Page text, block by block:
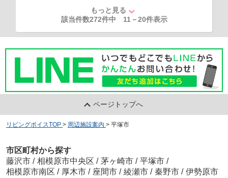
もっと見る
該当件数272件中 11 －20件表示
ページトップへ
リビングボイスTOP > 周辺施設案内 > 平塚市
市区町村から探す
藤沢市 / 相模原市中央区 / 茅ヶ崎市 / 平塚市 /
相模原市南区 / 厚木市 / 座間市 / 綾瀬市 / 秦野市 / 伊勢原市